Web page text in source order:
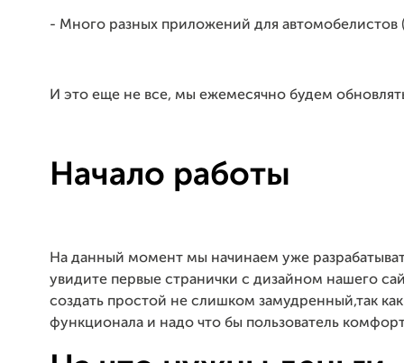
- Много разных приложений для автомобелистов
И это еще не все, мы ежемесячно будем
Начало работы
На данный момент мы начинаем уже
увидите первые странички с дизайном нашего
создать простой не слишком замудренный,так
функционала и надо что бы пользователь